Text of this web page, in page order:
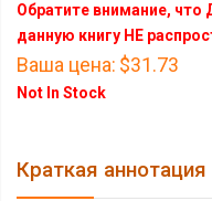
Обратите внимание,
данную книгу НЕ
Ваша цена: $31.73
Not In Stock
Краткая аннотация